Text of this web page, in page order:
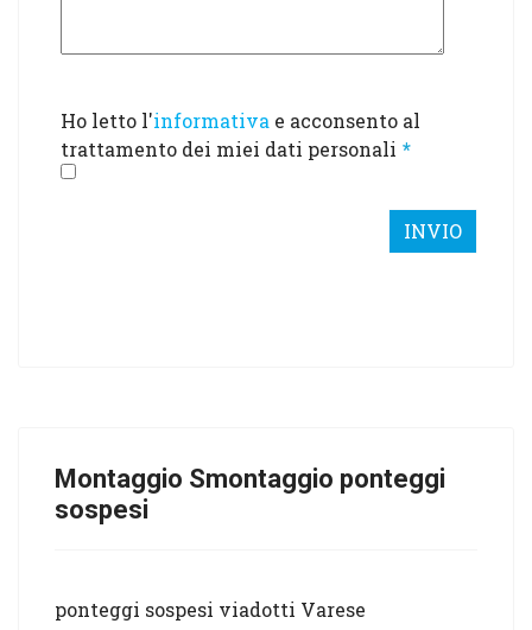
Ho letto l'informativa e acconsento al
trattamento dei miei dati personali *
INVIO
Montaggio Smontaggio ponteggi
sospesi
ponteggi sospesi viadotti Varese